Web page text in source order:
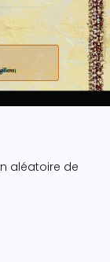
aléatoire de